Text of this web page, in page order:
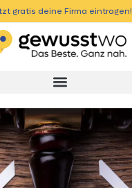
gratis deine Firma eintragen!